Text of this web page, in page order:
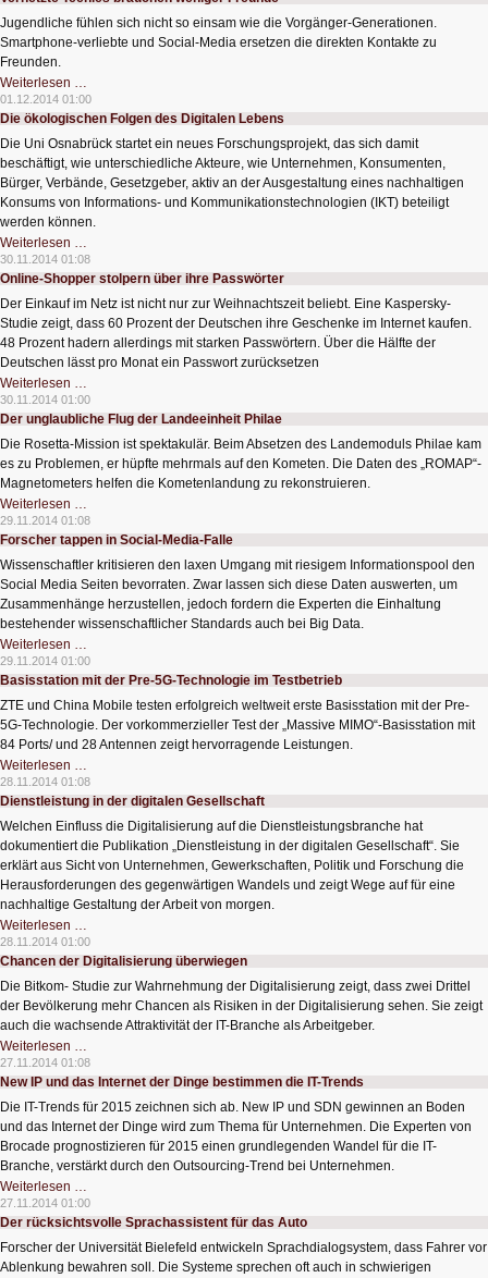
nicht
anonym
Jugendliche fühlen sich nicht so einsam wie die Vorgänger-Generationen.
Smartphone-verliebte und Social-Media ersetzen die direkten Kontakte zu
Freunden.
Weiterlesen …
Teenies
brauchen
weniger
01.12.2014 01:00
Die ökologischen Folgen des Digitalen Lebens
Die Uni Osnabrück startet ein neues Forschungsprojekt, das sich damit
beschäftigt, wie unterschiedliche Akteure, wie Unternehmen, Konsumenten,
Bürger, Verbände, Gesetzgeber, aktiv an der Ausgestaltung eines nachhaltigen
Konsums von Informations- und Kommunikationstechnologien (IKT) beteiligt
werden können.
Weiterlesen …
ökologischen
Folgen
des
Lebens
30.11.2014 01:08
Online-Shopper stolpern über ihre Passwörter
Der Einkauf im Netz ist nicht nur zur Weihnachtszeit beliebt. Eine Kaspersky-
Studie zeigt, dass 60 Prozent der Deutschen ihre Geschenke im Internet kaufen.
48 Prozent hadern allerdings mit starken Passwörtern. Über die Hälfte der
Deutschen lässt pro Monat ein Passwort zurücksetzen
Weiterlesen …
Shopper
stolpern
über
Passwörter
30.11.2014 01:00
Der unglaubliche Flug der Landeeinheit Philae
Die Rosetta-Mission ist spektakulär. Beim Absetzen des Landemoduls Philae kam
es zu Problemen, er hüpfte mehrmals auf den Kometen. Die Daten des „ROMAP“-
Magnetometers helfen die Kometenlandung zu rekonstruieren.
Weiterlesen …
unglaubliche
Flug
der
Philae
29.11.2014 01:08
Forscher tappen in Social-Media-Falle
Wissenschaftler kritisieren den laxen Umgang mit riesigem Informationspool den
Social Media Seiten bevorraten. Zwar lassen sich diese Daten auswerten, um
Zusammenhänge herzustellen, jedoch fordern die Experten die Einhaltung
bestehender wissenschaftlicher Standards auch bei Big Data.
Weiterlesen …
tappen
in
Social-
Falle
29.11.2014 01:00
Basisstation mit der Pre-5G-Technologie im Testbetrieb
ZTE und China Mobile testen erfolgreich weltweit erste Basisstation mit der Pre-
5G-Technologie. Der vorkommerzieller Test der „Massive MIMO“-Basisstation mit
84 Ports/ und 28 Antennen zeigt hervorragende Leistungen.
Weiterlesen …
mit
der
Pre-
Technologie
im
28.11.2014 01:08
Dienstleistung in der digitalen Gesellschaft
Welchen Einfluss die Digitalisierung auf die Dienstleistungsbranche hat
dokumentiert die Publikation „Dienstleistung in der digitalen Gesellschaft“. Sie
erklärt aus Sicht von Unternehmen, Gewerkschaften, Politik und Forschung die
Herausforderungen des gegenwärtigen Wandels und zeigt Wege auf für eine
nachhaltige Gestaltung der Arbeit von morgen.
Weiterlesen …
in
der
digitalen
28.11.2014 01:00
Chancen der Digitalisierung überwiegen
Die Bitkom- Studie zur Wahrnehmung der Digitalisierung zeigt, dass zwei Drittel
der Bevölkerung mehr Chancen als Risiken in der Digitalisierung sehen. Sie zeigt
auch die wachsende Attraktivität der IT-Branche als Arbeitgeber.
Weiterlesen …
der
Digitalisierung
überwiegen
27.11.2014 01:08
New IP und das Internet der Dinge bestimmen die IT-Trends
Die IT-Trends für 2015 zeichnen sich ab. New IP und SDN gewinnen an Boden
und das Internet der Dinge wird zum Thema für Unternehmen. Die Experten von
Brocade prognostizieren für 2015 einen grundlegenden Wandel für die IT-
Branche, verstärkt durch den Outsourcing-Trend bei Unternehmen.
Weiterlesen …
IP
und
das
der
Dinge
27.11.2014 01:00
Der rücksichtsvolle Sprachassistent für das Auto
Forscher der Universität Bielefeld entwickeln Sprachdialogsystem, dass Fahrer vor
Ablenkung bewahren soll. Die Systeme sprechen oft auch in schwierigen